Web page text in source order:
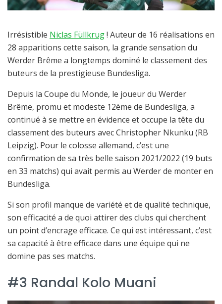
Irrésistible Niclas Füllkrug! Auteur de 16 réalisations en
28 apparitions cette saison, la grande sensation du
Werder Brême a longtemps dominé le classement des
buteurs de la prestigieuse Bundesliga.
Depuis la Coupe du Monde, le joueur du Werder
Brême, promu et modeste 12ème de Bundesliga, a
continué à se mettre en évidence et occupe la tête du
classement des buteurs avec Christopher Nkunku (RB
Leipzig). Pour le colosse allemand, c’est une
confirmation de sa très belle saison 2021/2022 (19 buts
en 33 matchs) qui avait permis au Werder de monter en
Bundesliga.
Si son profil manque de variété et de qualité technique,
son efficacité a de quoi attirer des clubs qui cherchent
un point d’encrage efficace. Ce qui est intéressant, c’est
sa capacité à être efficace dans une équipe qui ne
domine pas ses matchs.
#3 Randal Kolo Muani